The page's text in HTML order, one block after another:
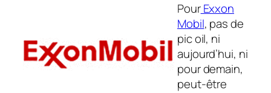
PourExxon
Mobil, pas de
pic oil, ni
aujourd’hui, ni
pour demain,
peut-être